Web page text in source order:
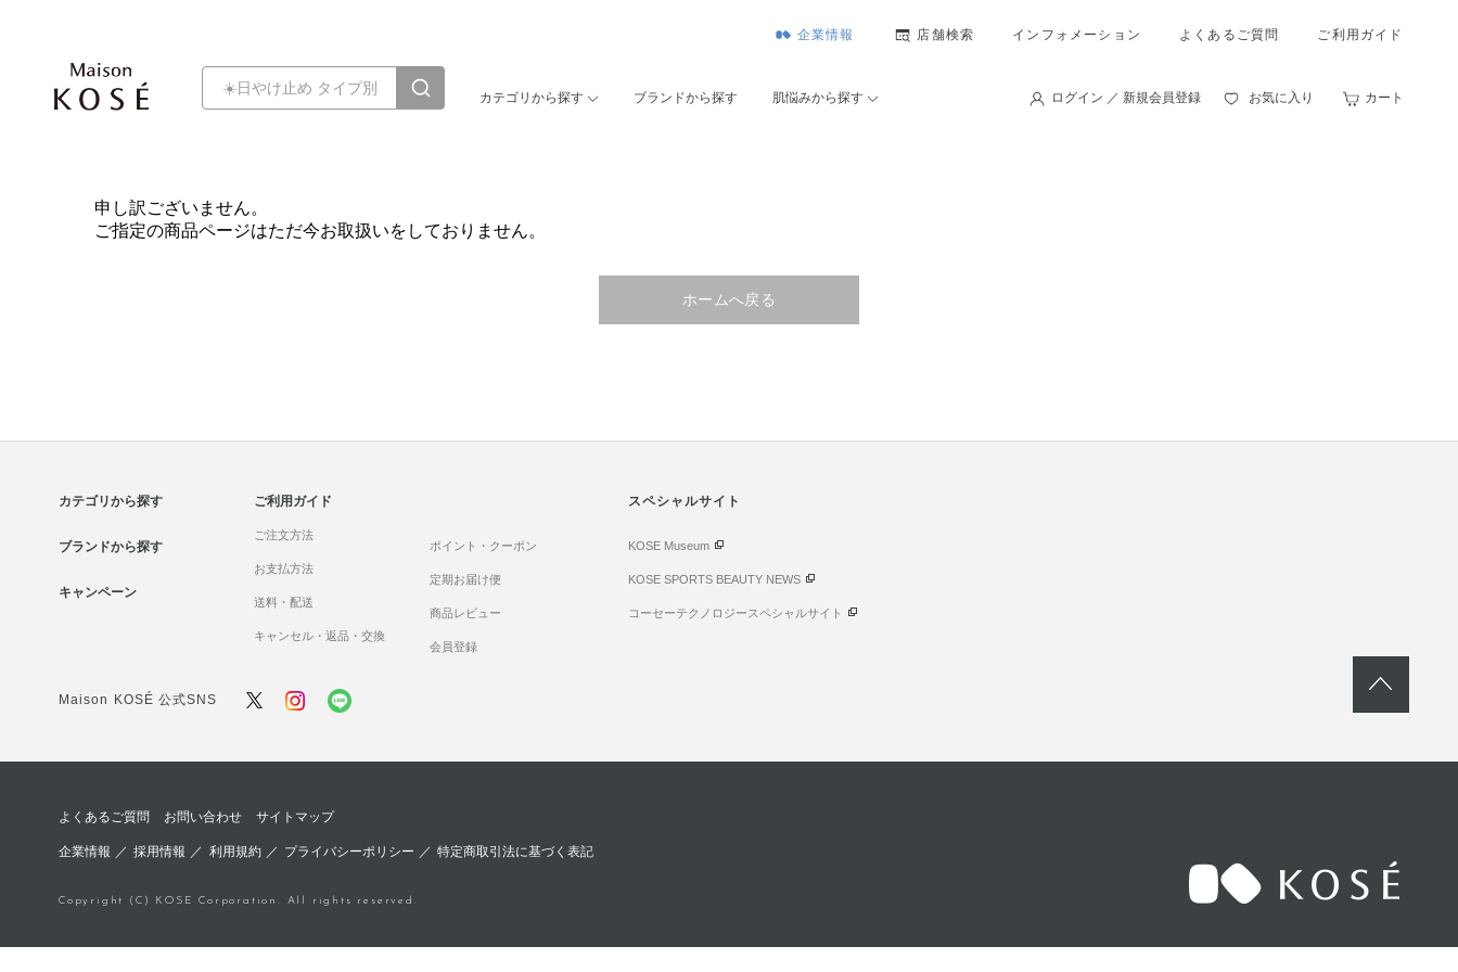
企業情報 店舗検索 インフォメーション よくあるご質問 ご利用ガイド
カテゴリから探す ブランドから探す 肌悩みから探す ログイン ／ 新規会員登録 お気に入り カート
申し訳ございません。
ご指定の商品ページはただ今お取扱いをしておりません。
ホームへ戻る
カテゴリから探す
ブランドから探す
キャンペーン
ご利用ガイド
ご注文方法
お支払方法
送料・配送
キャンセル・返品・交換
ポイント・クーポン
定期お届け便
商品レビュー
会員登録
スペシャルサイト
KOSE Museum
KOSE SPORTS BEAUTY NEWS
コーセーテクノロジースペシャルサイト
Maison KOSÉ 公式SNS
よくあるご質問 お問い合わせ サイトマップ
企業情報 ／採用情報 ／ 利用規約／ プライバシーポリシー ／ 特定商取引法に基づく表記
Copyright (C) KOSE Corporation. All rights reserved.